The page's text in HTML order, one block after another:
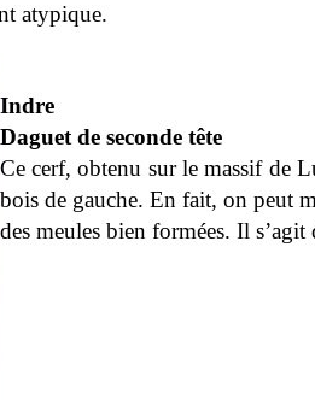
atypique.
Indre
Daguet de seconde tête
Ce cerf, obtenu sur le massif de
bois de gauche. En fait, on peut
des meules bien formées. Il